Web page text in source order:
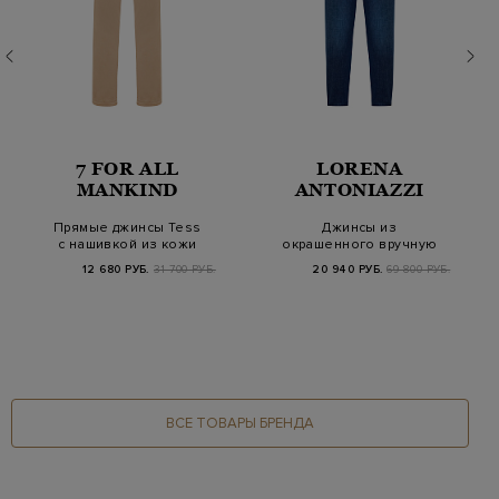
7 FOR ALL
MANKIND
Прямые джинсы Tess
с нашивкой из кожи
на поясе
12 680 РУБ. 31 700 РУБ.
LORENA
ANTONIAZZI
Джинсы из
окрашенного вручную
денима с
трикотажным поя…
20 940 РУБ. 69 800 РУБ.
ВСЕ ТОВАРЫ БРЕНДА